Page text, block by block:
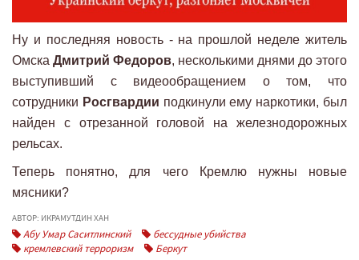
Ну и последняя новость - на прошлой неделе житель
Омска Дмитрий Федоров, несколькими днями до этого
выступивший с видеообращением о том, что
сотрудники Росгвардии подкинули ему наркотики, был
найден с отрезанной головой на железнодорожных
рельсах.
Теперь понятно, для чего Кремлю нужны новые
мясники?
АВТОР: ИКРАМУТДИН ХАН
Абу Умар Саситлинский
бессудные убийства
кремлевский терроризм
Беркут